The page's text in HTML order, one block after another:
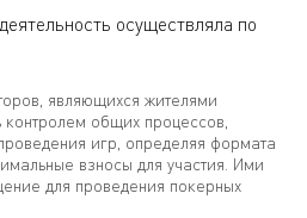
осуществляла по
являющихся жителями
общих процессов,
игр, определяя формата
взносы для участия. Ими
для проведения покерных